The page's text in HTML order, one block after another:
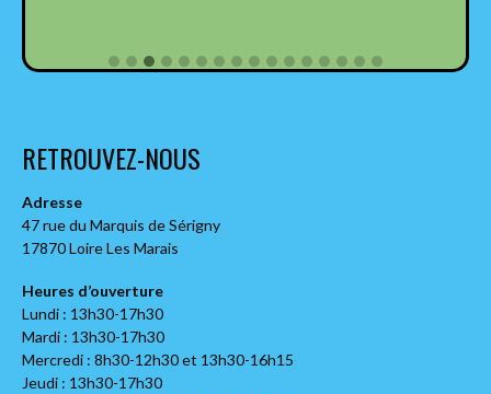
RETROUVEZ-NOUS
Adresse
47 rue du Marquis de Sérigny
17870 Loire Les Marais
Heures d’ouverture
Lundi : 13h30-17h30
Mardi : 13h30-17h30
Mercredi : 8h30-12h30 et 13h30-16h15
Jeudi : 13h30-17h30